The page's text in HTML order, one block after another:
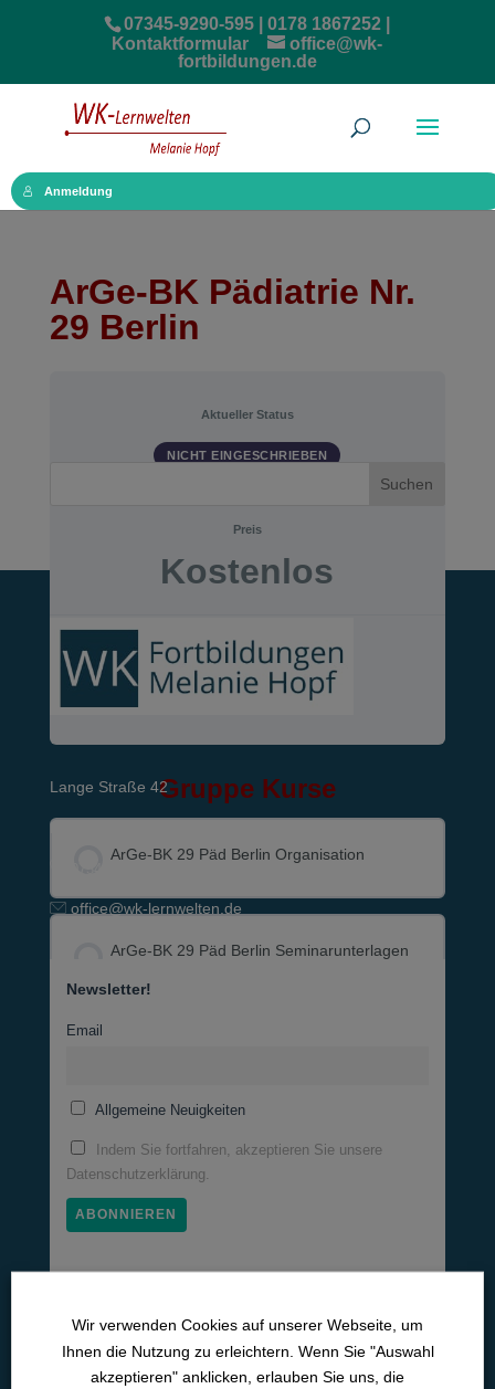
07345-9290-595 | 0178 1867252 |
Kontaktformular
office@wk-
fortbildungen.de
Anmeldung
ArGe-BK Pädiatrie Nr.
29 Berlin
Aktueller Status
NICHT EINGESCHRIEBEN
Preis
Kostenlos
Starten
Anmeldung oder Registrierung
Gruppe Kurse
ArGe-BK 29 Päd Berlin Organisation
0% VOLLSTÄNDIG 0/0 Schritte
ArGe-BK 29 Päd Berlin Seminar­unterlagen
KURS FORTSCHRITT
0% VOLLSTÄNDIG
Suchen
Lange Straße 42
D-89129 Langenau
office@wk-lernwelten.de
Newsletter!
Email
Allgemeine Neuigkeiten
Indem Sie fortfahren, akzeptieren Sie unsere
Datenschutzerklärung.
Medizinische Lernwelten
Wir verwenden Cookies auf unserer Webseite, um
Ihnen die Nutzung zu erleichtern. Wenn Sie "Auswahl
akzeptieren" anklicken, erlauben Sie uns, die